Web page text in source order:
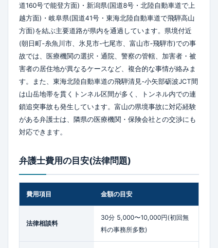
道160号で能登方面)・新潟県(国道8号・北陸自動車道で上
越方面)・岐阜県(国道41号・東海北陸自動車道で飛騨高山
方面)を結ぶ主要道路が県内を通過しています。県境付近
(朝日町-糸魚川市、氷見市-七尾市、富山市-飛騨市)での事
故では、医療機関の選択・通院、警察の管轄、加害者・被
害者の居住地が異なるケースなど、複合的な事情が絡みま
す。また、東海北陸自動車道の飛騨清見-小矢部砺波JCT間
は山岳地帯を貫くトンネル区間が多く、トンネル内での連
鎖追突事故も発生しています。富山の県境事故に対応経験
がある弁護士は、隣県の医療機関・保険会社との交渉にも
対応できます。
弁護士費用の目安(法律問題)
費用項目 金額の目安
法律相談料
30分 5,000〜10,000円(初回無
料の事務所多数)